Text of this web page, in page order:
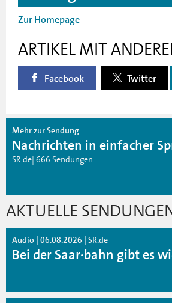
Zur Homepage
ARTIKEL MIT
Facebook Twitter
Mehr zur Sendung
Nachrichten in einfacher
SR.de| 666 Sendungen
AKTUELLE
Audio | 06.08.2026 | SR.de
Bei der Saar·bahn gibt es